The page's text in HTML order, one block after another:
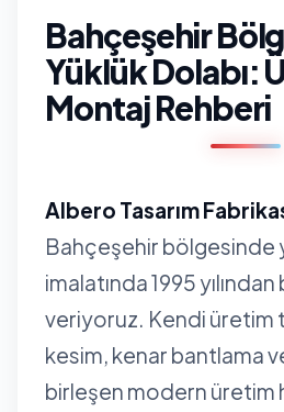
Bahçeşehir
Yüklük Dolabı:
Montaj Rehberi
Albero Tasarım
Bahçeşehir bölgesinde
imalatında 1995
veriyoruz. Kendi üretim
kesim, kenar bantlama
birleşen modern üretim